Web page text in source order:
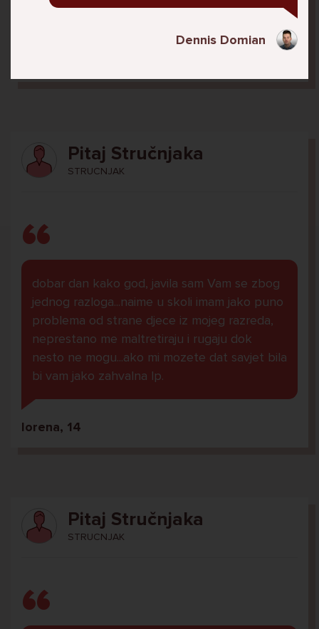
plačem.
Pitaj Stručnjaka
STRUCNJAK
dobar dan kako god, javila sam Vam se zbog
jednog razloga...naime u skoli imam jako puno
problema od strane djece iz mojeg razreda,
neprestano me maltretiraju i rugaju dok
nesto ne mogu...ako mi mozete dat savjet bila
bi vam jako zahvalna lp.
lorena, 14
Pitaj Stručnjaka
STRUCNJAK
Dennis Domian